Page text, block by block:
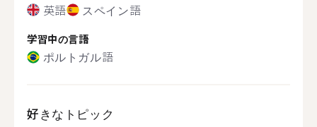
英語 スペイン語
学習中の言語
ポルトガル語
好きなトピック